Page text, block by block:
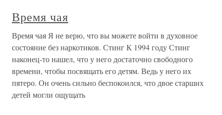
Время чая
Время чая Я не верю, что вы можете войти в духовное
состояние без наркотиков. Стинг К 1994 году Стинг
наконец-то нашел, что у него достаточно свободного
времени, чтобы посвящать его детям. Ведь у него их
пятеро. Он очень сильно беспокоился, что двое старших
детей могли ощущать